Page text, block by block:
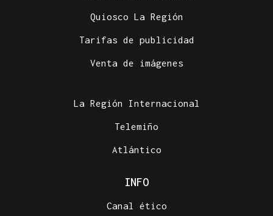
Quiosco La Región
Tarifas de publicidad
Venta de imágenes
La Región Internacional
Telemiño
Atlántico
INFO
Canal ético